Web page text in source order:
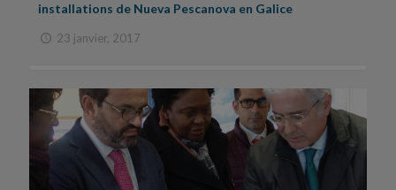
installations de Nueva Pescanova en Galice
23 janvier, 2017